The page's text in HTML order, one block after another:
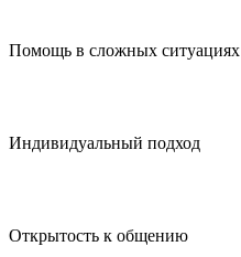
Помощь в сложных ситуациях
Индивидуальный подход
Открытость к общению